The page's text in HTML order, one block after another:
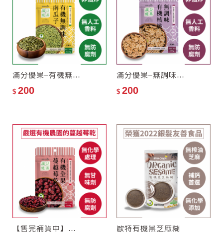
滿分優果–有機無調味南瓜子
$ 200
滿分優果–無調味有機核桃
$ 200
【售完補貨中】滿分優果–有機全果蔓越莓乾 歐特有機黑芝麻糊